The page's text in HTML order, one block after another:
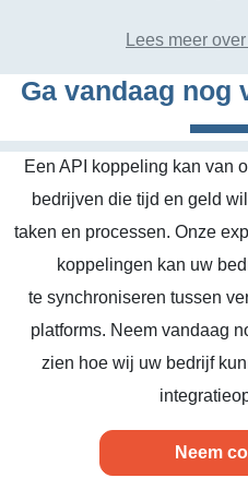
Lees meer
Ga vandaag nog
Een API koppeling kan van
bedrijven die tijd en geld
taken en processen. Onze
koppelingen kan uw
te synchroniseren tussen
platforms. Neem vandaag
zien hoe wij uw bedrijf
Neem